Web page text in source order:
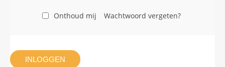
Onthoud mij Wachtwoord vergeten?
INLOGGEN